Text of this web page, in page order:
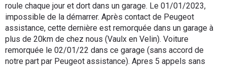
roule chaque jour et dort dans un garage. Le 01/01/2023,
impossible de la démarrer. Après contact de Peugeot
assistance, cette dernière est remorquée dans un garage à
plus de 20km de chez nous (Vaulx en Velin). Voiture
remorquée le 02/01/22 dans ce garage (sans accord de
notre part par Peugeot assistance). Apres 5 appels sans